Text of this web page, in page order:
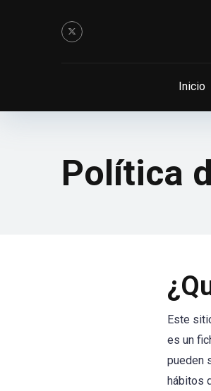
Inicio
Política
Este
es un
pueden
hábitos